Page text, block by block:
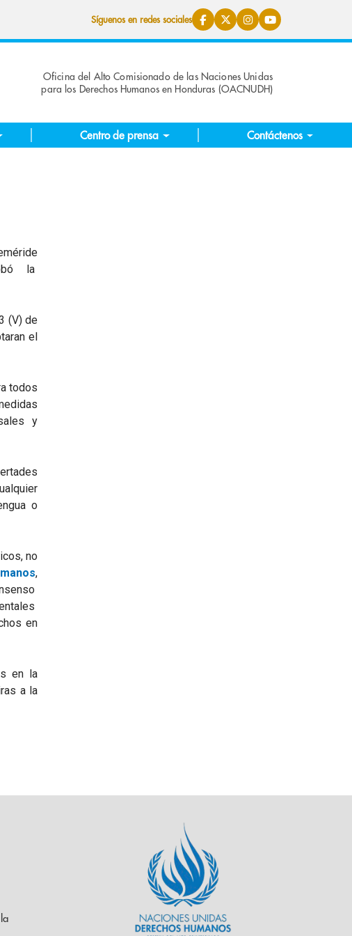
Síguenos en redes sociales
Oficina del Alto Comisionado de las Naciones Unidas
para los Derechos Humanos en Honduras (OACNUDH)
Centro de prensa Contáctenos
la
(V) de
el
todos
y
o
no
,
en
en la
a la